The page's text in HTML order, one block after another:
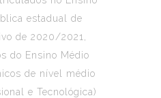
estadual de
de 2020/2021,
do Ensino Médio
de nível médio
e Tecnológica)